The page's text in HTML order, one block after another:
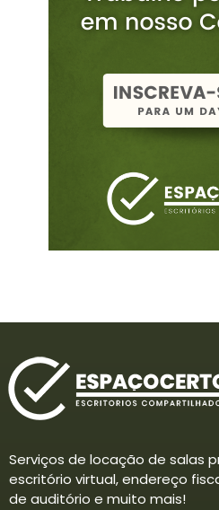
Serviços de locação de salas
escritório virtual, endereço
de auditório e muito mais!